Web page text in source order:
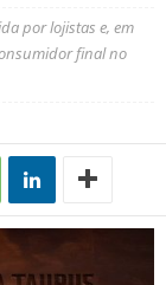
por lojistas e, em
final no